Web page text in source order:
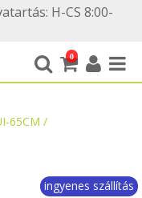
H-CS 8:00-
0
65CM /
ingyenes szállítás